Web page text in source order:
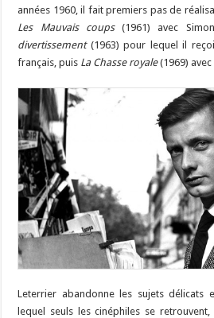
années 1960, il fait premiers pas de
Les Mauvais coups(1961) avec
divertissement(1963) pour lequel il
français, puis La Chasse royale(1969) avec
Leterrier abandonne les sujets délicats
lequel seuls les cinéphiles se